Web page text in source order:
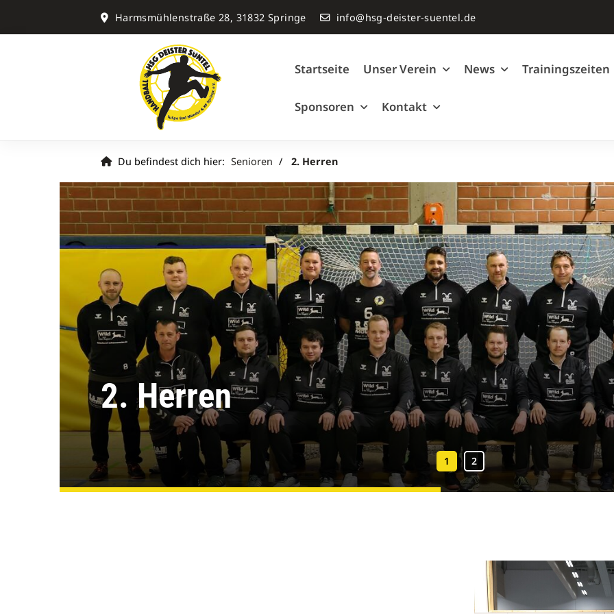
Harmsmühlenstraße 28, 31832 Springe info@hsg-deister-suentel.de
Startseite Unser Verein News Trainingszeiten
Sponsoren Kontakt
Du befindest dich hier: Senioren 2. Herren
2. Herren